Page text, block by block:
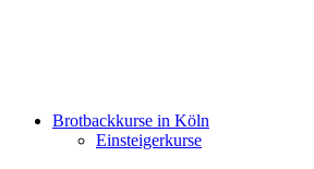
Brotbackkurse in Köln
Einsteigerkurse